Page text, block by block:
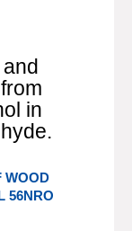
in
WOOD
56NRO